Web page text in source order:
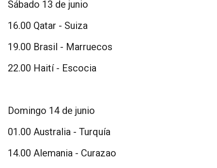
Sábado 13 de junio
16.00 Qatar - Suiza
19.00 Brasil - Marruecos
22.00 Haití - Escocia
Domingo 14 de junio
01.00 Australia - Turquía
14.00 Alemania - Curazao